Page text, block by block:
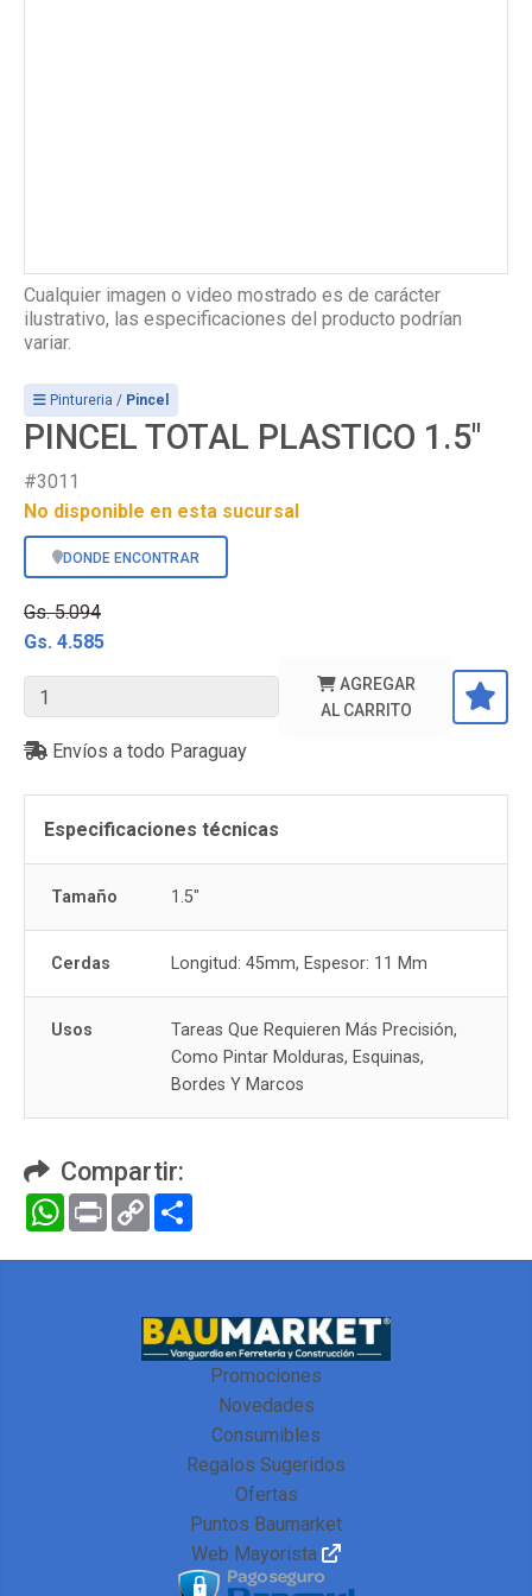
Cualquier imagen o video mostrado es de carácter
ilustrativo, las especificaciones del producto podrían
variar.
Pintureria / Pincel
PINCEL TOTAL PLASTICO 1.5"
#3011
No disponible en esta sucursal
DONDE ENCONTRAR
Gs. 5.094
Gs. 4.585
AGREGAR
AL CARRITO
Envíos a todo Paraguay
Especificaciones técnicas
Tamaño 1.5"
Cerdas Longitud: 45mm, Espesor: 11 Mm
Usos
Tareas Que Requieren Más Precisión,
Como Pintar Molduras, Esquinas,
Bordes Y Marcos
Compartir:
WhatsApp
Print Copy
Link
Promociones
Novedades
Consumibles
Regalos Sugeridos
Ofertas
Puntos Baumarket
Web Mayorista